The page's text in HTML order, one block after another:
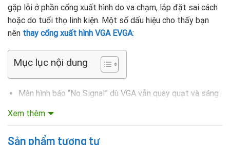
gặp lỗi ở phần cổng xuất hình do va chạm, lắp đặt sai cách
hoặc do tuổi thọ linh kiện. Một số dấu hiệu cho thấy bạn
nên thay cổng xuất hình VGA EVGA:
Mục lục nội dung
Màn hình báo “No Signal” dù VGA vẫn quay quạt và sáng
Cổng HDMI hoặc DisplayPort bị rỉ sét, gãy chân hoặc
Xem thêm
Sản phẩm tương tự